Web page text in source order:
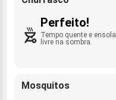
Perfeito!
Tempo quente e
livre na sombra.
Mosquitos